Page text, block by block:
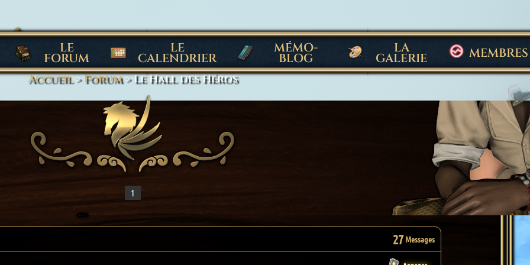
LE
FORUM
LE
CALENDRIER
MÉMO-
BLOG
LA
GALERIE MEMBRES
Accueil > Forum > Le Hall des Héros
1
27Messages